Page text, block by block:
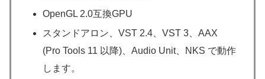
OpenGL 2.0互換GPU
スタンドアロン、VST 2.4、VST 3、AAX
(Pro Tools 11 以降)、Audio Unit、NKS で動作
します。